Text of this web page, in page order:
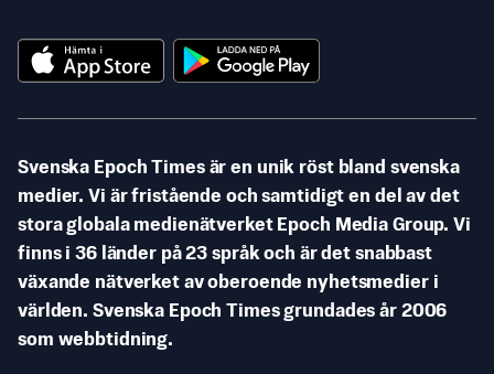
Svenska Epoch Times är en unik röst bland svenska
medier. Vi är fristående och samtidigt en del av det
stora globala medienätverket Epoch Media Group. Vi
finns i 36 länder på 23 språk och är det snabbast
växande nätverket av oberoende nyhetsmedier i
världen. Svenska Epoch Times grundades år 2006
som webbtidning.